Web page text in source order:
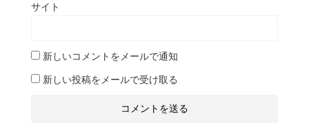
サイト
新しいコメントをメールで通知
新しい投稿をメールで受け取る